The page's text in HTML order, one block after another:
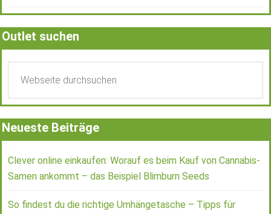
Outlet suchen
Neueste Beiträge
Clever online einkaufen: Worauf es beim Kauf von Cannabis-
Samen ankommt – das Beispiel Blimburn Seeds
So findest du die richtige Umhängetasche – Tipps für